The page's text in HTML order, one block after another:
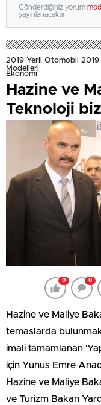
Gönderdiğiniz yorum
yayınlanacaktır.
2019 Yerli Otomobil
Modelleri
Ekonomi
Hazine ve
Teknoloji
0 0
Hazine ve Maliye
temaslarda
imali tamamlanan
için Yunus Emre
Hazine ve Maliye
ve Turizm Bakan